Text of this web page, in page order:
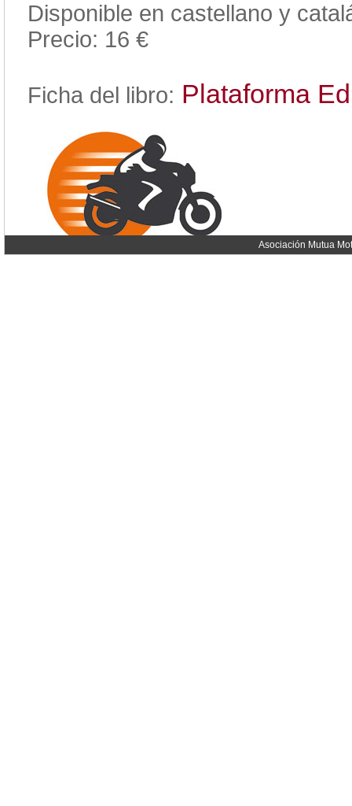
Disponible en castellano y
Precio: 16 €
Ficha del libro: Plataforma
Asociación Mutua